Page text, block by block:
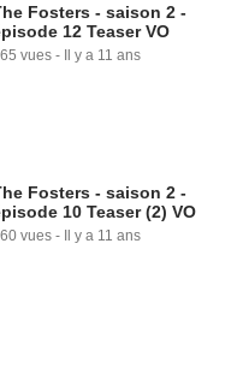
Fosters - saison 2 -
12 Teaser VO
vues - Il y a 11 ans
Fosters - saison 2 -
10 Teaser (2) VO
vues - Il y a 11 ans